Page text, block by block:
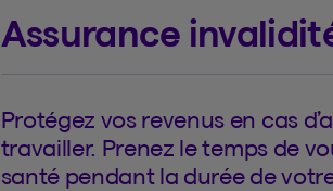
Assurance
Protégez vos revenus en cas
travailler. Prenez le temps de
santé pendant la durée de